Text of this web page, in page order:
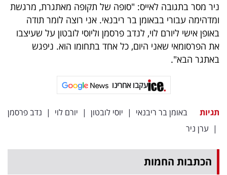
ניר מסר בתגובה לאייס: "סופה של תקופה מאתגרת, מרגשת
ומדהימה עבורי בבאומן בר ריבנאי. אני רוצה לומר תודה
באופן אישי ליורם לוי, לנדב פרסמן וליוסי לובטון על שעיצבו
את הפרסומאי שאני היום, כל אחד בתחומו הוא. ניפגש
באתגר הבא".
עקבו אחרינו
תגיות באומן בר ריבנאי | יוסי לובטון | יורם לוי | נדב פרסמן
| ערן ניר
הכתבות החמות